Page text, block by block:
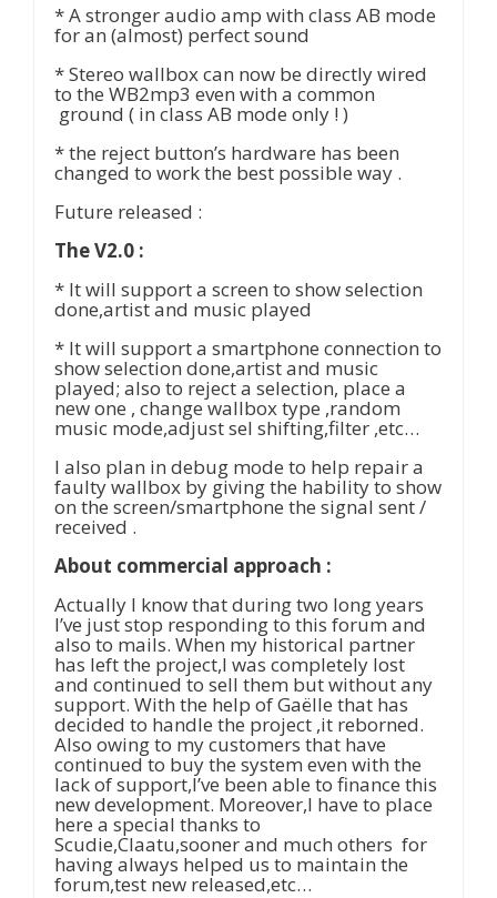
* A stronger audio amp with class AB mode
for an (almost) perfect sound
* Stereo wallbox can now be directly wired
to the WB2mp3 even with a common
ground ( in class AB mode only ! )
* the reject button’s hardware has been
changed to work the best possible way .
Future released :
The V2.0 :
* It will support a screen to show selection
done,artist and music played
* It will support a smartphone connection to
show selection done,artist and music
played; also to reject a selection, place a
new one , change wallbox type ,random
music mode,adjust sel shifting,filter ,etc…
I also plan in debug mode to help repair a
faulty wallbox by giving the hability to show
on the screen/smartphone the signal sent /
received .
About commercial approach :
Actually I know that during two long years
I’ve just stop responding to this forum and
also to mails. When my historical partner
has left the project,I was completely lost
and continued to sell them but without any
support. With the help of Gaëlle that has
decided to handle the project ,it reborned.
Also owing to my customers that have
continued to buy the system even with the
lack of support,I’ve been able to finance this
new development. Moreover,I have to place
here a special thanks to
Scudie,Claatu,sooner and much others for
having always helped us to maintain the
forum,test new released,etc…